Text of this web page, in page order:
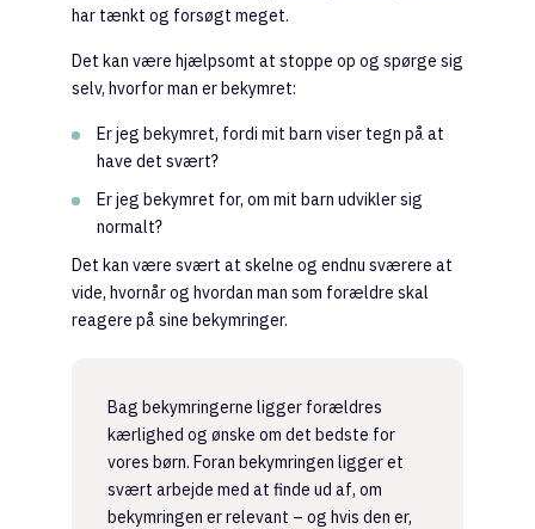
har tænkt og forsøgt meget.
Det kan være hjælpsomt at stoppe op og spørge sig
selv, hvorfor man er bekymret:
Er jeg bekymret, fordi mit barn viser tegn på at
have det svært?
Er jeg bekymret for, om mit barn udvikler sig
normalt?
Det kan være svært at skelne og endnu sværere at
vide, hvornår og hvordan man som forældre skal
reagere på sine bekymringer.
Bag bekymringerne ligger forældres
kærlighed og ønske om det bedste for
vores børn. Foran bekymringen ligger et
svært arbejde med at finde ud af, om
bekymringen er relevant – og hvis den er,